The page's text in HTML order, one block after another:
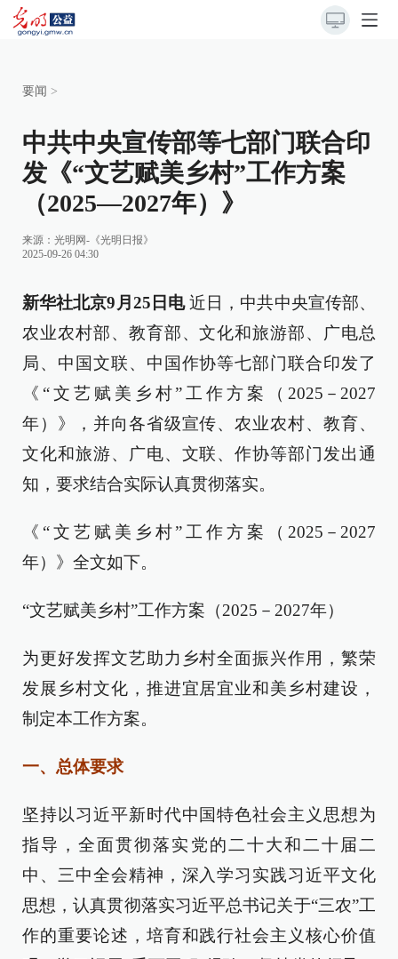
要闻 >
中共中央宣传部等七部门联合印
发《“文艺赋美乡村”工作方案
（2025—2027年）》
来源： 光明网-《光明日报》
2025-09-26 04:30
新华社北京9月25日电近日，中共中央宣传部、
农业农村部、教育部、文化和旅游部、广电总
局、中国文联、中国作协等七部门联合印发了
《“文艺赋美乡村”工作方案（2025－2027
年）》，并向各省级宣传、农业农村、教育、
文化和旅游、广电、文联、作协等部门发出通
知，要求结合实际认真贯彻落实。
《“文艺赋美乡村”工作方案（2025－2027
年）》全文如下。
“文艺赋美乡村”工作方案（2025－2027年）
为更好发挥文艺助力乡村全面振兴作用，繁荣
发展乡村文化，推进宜居宜业和美乡村建设，
制定本工作方案。
一、总体要求
坚持以习近平新时代中国特色社会主义思想为
指导，全面贯彻落实党的二十大和二十届二
中、三中全会精神，深入学习实践习近平文化
思想，认真贯彻落实习近平总书记关于“三农”工
作的重要论述，培育和践行社会主义核心价值